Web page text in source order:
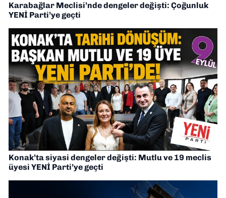
Karabağlar Meclisi’nde dengeler değişti: Çoğunluk
YENİ Parti’ye geçti
Konak’ta siyasi dengeler değişti: Mutlu ve 19 meclis
üyesi YENİ Parti’ye geçti